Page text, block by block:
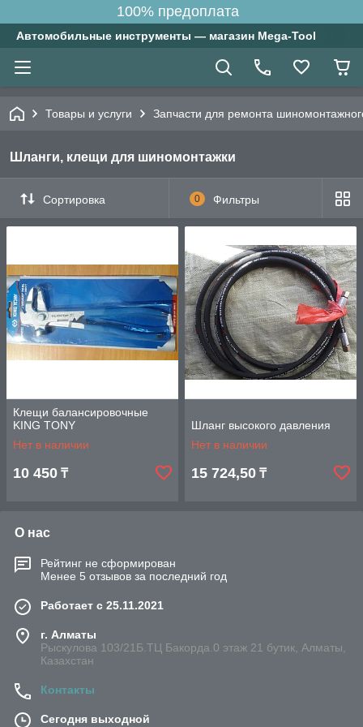
100% предоплата
Автомобильные инструменты — магазин Mega-Tool
Товары и услуги Запчасти для ремонта
Шланги, клещи для шиномонтажки
Сортировка 0 Фильтры
Клещи балансировочные
KING TONY
Нет в наличии
10 450 ₸
Шланг высокого давления
Нет в наличии
15 724,50 ₸
О нас
Рейтинг не сформирован
Менее 5 отзывов за последний год
Работает с 25.11.2021
г. Алматы
Рыскулова 103/21Б.ТЦ Бакорда.0 этаж 21 бутик, Алматы,
Казахстан
Контакты
Сегодня выходной